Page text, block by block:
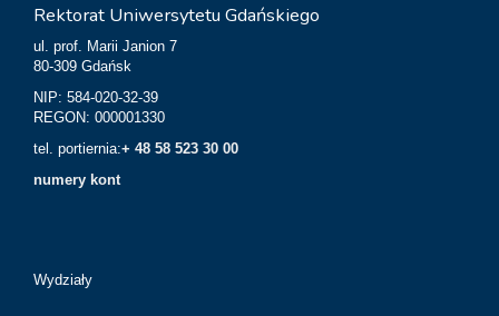
Rektorat Uniwersytetu Gdańskiego
ul. prof. Marii Janion 7
80-309 Gdańsk
NIP: 584-020-32-39
REGON: 000001330
tel. portiernia:+ 48 58 523 30 00
numery kont
Wydziały